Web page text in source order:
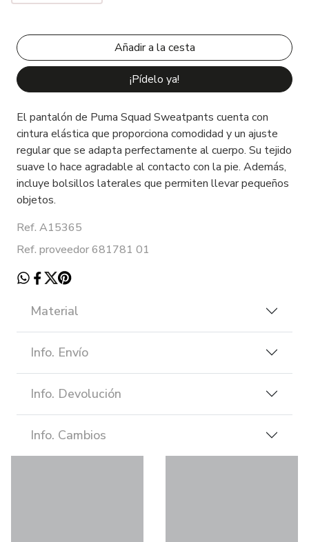
¡Pídelo ya!
El pantalón de Puma Squad Sweatpants cuenta con
cintura elástica que proporciona comodidad y un ajuste
regular que se adapta perfectamente al cuerpo. Su tejido
suave lo hace agradable al contacto con la pie. Además,
incluye bolsillos laterales que permiten llevar pequeños
objetos.
Ref. A15365
Ref. proveedor 681781 01
Material
Info. Envío
Info. Devolución
Info. Cambios